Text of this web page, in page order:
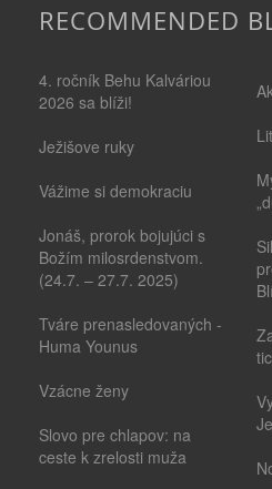
RECOMMENDED
4. ročník Behu Kalváriou
2026 sa blíži!
Ježišove ruky
Vážime si demokraciu
Jonáš, prorok bojujúci s
Božím milosrdenstvom.
(24.7. – 27.7. 2025)
Tváre prenasledovaných -
Huma Younus
Vzácne ženy
Slovo pre chlapov: na
ceste k zrelosti muža